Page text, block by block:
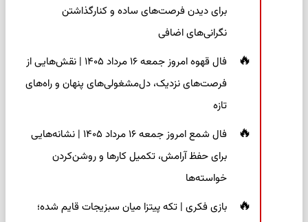
برای دیدن فرصت‌های ساده و کنارگذاشتن
نگرانی‌های اضافی
فال قهوه امروز جمعه ۱۶ مرداد ۱۴۰۵ | نقش‌هایی از
فرصت‌های نزدیک، دل‌مشغولی‌های پنهان و راه‌های
تازه
فال شمع امروز جمعه ۱۶ مرداد ۱۴۰۵ | نشانه‌هایی
برای حفظ آرامش، تکمیل کارها و روشن‌کردن
خواسته‌ها
بازی فکری | تکه پیتزا میان سبزیجات قایم شده؛